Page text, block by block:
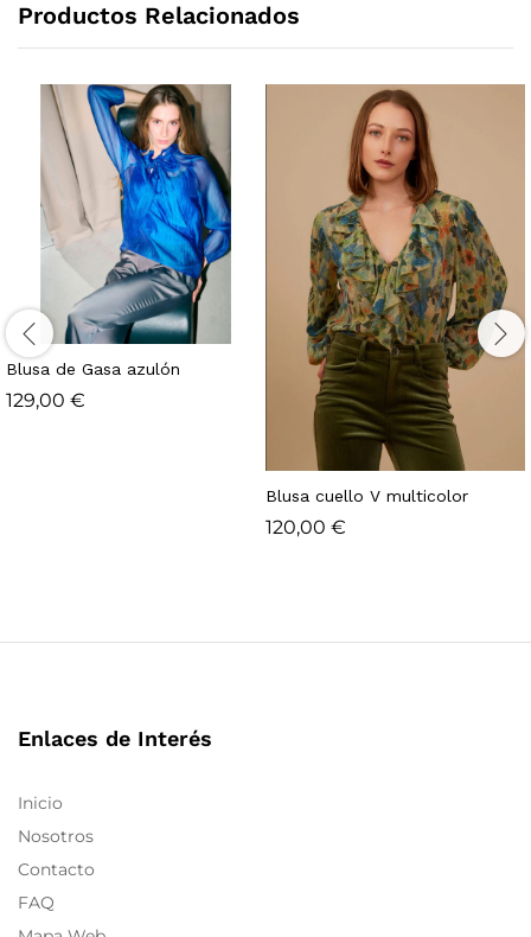
Productos Relacionados
Blusa de Gasa azulón
129,00 €
Blusa cuello V multicolor
120,00 €
Enlaces de Interés
Inicio
Nosotros
Contacto
FAQ